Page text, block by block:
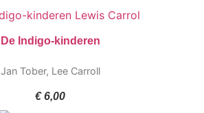
De Indigo-kinderen
Jan Tober, Lee Carroll
€6,00